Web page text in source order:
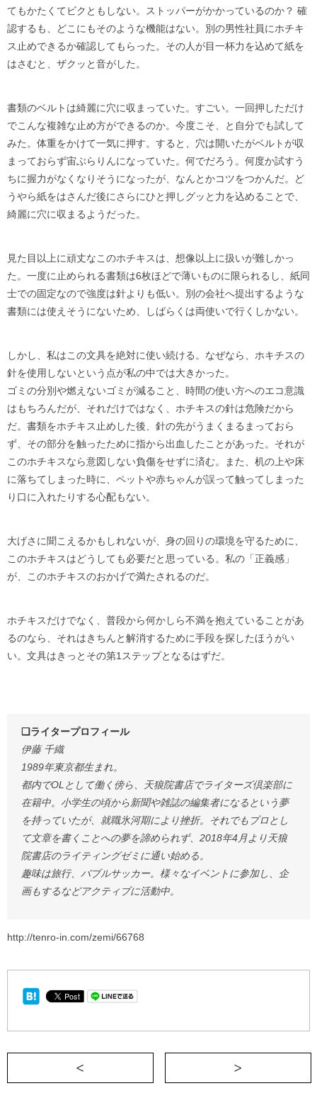
てもかたくてビクともしない。ストッパーがかかっているのか？ 確
認するも、どこにもそのような機能はない。別の男性社員にホチキ
ス止めできるか確認してもらった。その人が目一杯力を込めて紙を
はさむと、ザクッと音がした。
書類のベルトは綺麗に穴に収まっていた。すごい。一回押しただけ
でこんな複雑な止め方ができるのか。今度こそ、と自分でも試して
みた。体重をかけて一気に押す。すると、穴は開いたがベルトが収
まっておらず宙ぶらりんになっていた。何でだろう。何度か試すう
ちに握力がなくなりそうになったが、なんとかコツをつかんだ。ど
うやら紙をはさんだ後にさらにひと押しグッと力を込めることで、
綺麗に穴に収まるようだった。
見た目以上に頑丈なこのホチキスは、想像以上に扱いが難しかっ
た。一度に止められる書類は6枚ほどで薄いものに限られるし、紙同
士での固定なので強度は針よりも低い。別の会社へ提出するような
書類には使えそうにないため、しばらくは両使いで行くしかない。
しかし、私はこの文具を絶対に使い続ける。なぜなら、ホキチスの
針を使用しないという点が私の中では大きかった。
ゴミの分別や燃えないゴミが減ること、時間の使い方へのエコ意識
はもちろんだが、それだけではなく、ホチキスの針は危険だから
だ。書類をホチキス止めした後、針の先がうまくまるまっておら
ず、その部分を触ったために指から出血したことがあった。それが
このホチキスなら意図しない負傷をせずに済む。また、机の上や床
に落ちてしまった時に、ペットや赤ちゃんが誤って触ってしまった
り口に入れたりする心配もない。
大げさに聞こえるかもしれないが、身の回りの環境を守るために、
このホチキスはどうしても必要だと思っている。私の「正義感」
が、このホチキスのおかげで満たされるのだ。
ホチキスだけでなく、普段から何かしら不満を抱えていることがあ
るのなら、それはきちんと解消するために手段を探したほうがい
い。文具はきっとその第1ステップとなるはずだ。
❏ライタープロフィール
伊藤 千織
1989年東京都生まれ。
都内でOLとして働く傍ら、天狼院書店でライターズ倶楽部に
在籍中。小学生の頃から新聞や雑誌の編集者になるという夢
を持っていたが、就職氷河期により挫折。それでもプロとし
て文章を書くことへの夢を諦められず、2018年4月より天狼
院書店のライティングゼミに通い始める。
趣味は旅行、バブルサッカー。様々なイベントに参加し、企
画もするなどアクティブに活動中。
http://tenro-in.com/zemi/66768
＜ やっぱりカラフルが楽しい！ 《週刊